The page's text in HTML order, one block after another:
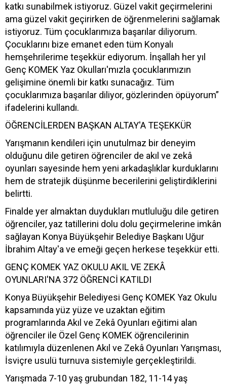
katkı sunabilmek istiyoruz. Güzel vakit geçirmelerini
ama güzel vakit geçirirken de öğrenmelerini sağlamak
istiyoruz. Tüm çocuklarımıza başarılar diliyorum.
Çocuklarını bize emanet eden tüm Konyalı
hemşehrilerime teşekkür ediyorum. İnşallah her yıl
Genç KOMEK Yaz Okulları'mızla çocuklarımızın
gelişimine önemli bir katkı sunacağız. Tüm
çocuklarımıza başarılar diliyor, gözlerinden öpüyorum”
ifadelerini kullandı.
ÖĞRENCİLERDEN BAŞKAN ALTAY'A TEŞEKKÜR
Yarışmanın kendileri için unutulmaz bir deneyim
olduğunu dile getiren öğrenciler de akıl ve zekâ
oyunları sayesinde hem yeni arkadaşlıklar kurduklarını
hem de stratejik düşünme becerilerini geliştirdiklerini
belirtti.
Finalde yer almaktan duydukları mutluluğu dile getiren
öğrenciler, yaz tatillerini dolu dolu geçirmelerine imkân
sağlayan Konya Büyükşehir Belediye Başkanı Uğur
İbrahim Altay'a ve emeği geçen herkese teşekkür etti.
GENÇ KOMEK YAZ OKULU AKIL VE ZEKÂ
OYUNLARI'NA 372 ÖĞRENCİ KATILDI
Konya Büyükşehir Belediyesi Genç KOMEK Yaz Okulu
kapsamında yüz yüze ve uzaktan eğitim
programlarında Akıl ve Zekâ Oyunları eğitimi alan
öğrenciler ile Özel Genç KOMEK öğrencilerinin
katılımıyla düzenlenen Akıl ve Zekâ Oyunları Yarışması,
İsviçre usulü turnuva sistemiyle gerçekleştirildi.
Yarışmada 7-10 yaş grubundan 182, 11-14 yaş